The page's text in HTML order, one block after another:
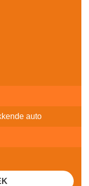
auto